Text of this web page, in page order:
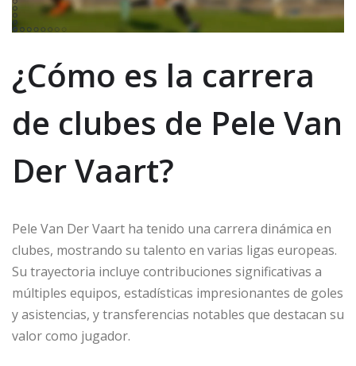
¿Cómo es la carrera
de clubes de Pele Van
Der Vaart?
Pele Van Der Vaart ha tenido una carrera dinámica en
clubes, mostrando su talento en varias ligas europeas.
Su trayectoria incluye contribuciones significativas a
múltiples equipos, estadísticas impresionantes de goles
y asistencias, y transferencias notables que destacan su
valor como jugador.